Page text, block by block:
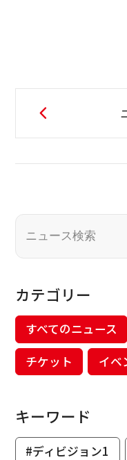
カテゴリー
すべてのニュース
チケット
イベ
キーワード
#ディビジョン1